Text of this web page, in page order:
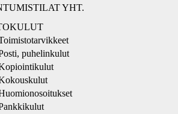
YHT.
puhelinkulut